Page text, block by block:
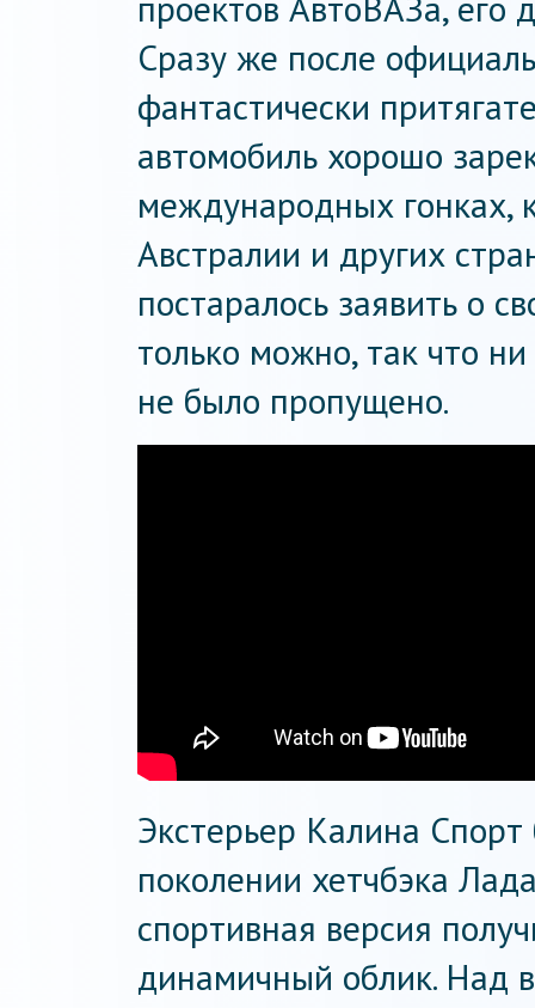
Сразу же после
фантастически
автомобиль хорошо
международных гонках,
Австралии и других
постаралось заявить о
только можно, так что
не было пропущено.
Экстерьер Калина
поколении хетчбэка
спортивная версия
динамичный облик. Над